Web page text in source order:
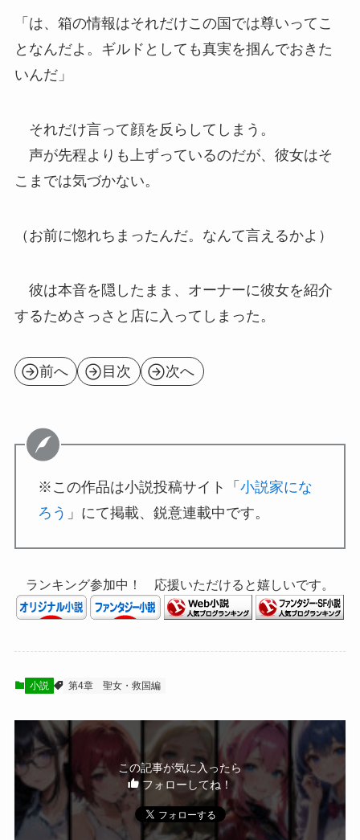
「は、箱の情報はそれだけこの国では尊いってこ
となんだよ。ギルドとしても真実を掴んでおきた
いんだ」
それだけ言って顔を反らしてしまう。
声が先程よりも上ずっているのだが、彼女はそ
こまでは気づかない。
（お前に惚れちまったんだ。なんて言えるかよ）
彼は本音を隠したまま、オーナーに彼女を紹介
するためさっさと店に入ってしまった。
前へ 目次 次へ
※この作品は小説投稿サイト「 小説家にな
ろう 」にて掲載、鋭意連載中です。
ランキング参加中！ 応援いただけると嬉しいです。
小説 第4章 聖女・救国編
この記事が気に入ったら
フォローしてね！